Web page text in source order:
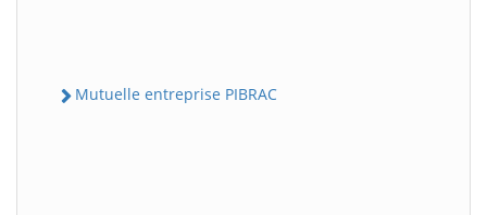
Mutuelle entreprise PIBRAC